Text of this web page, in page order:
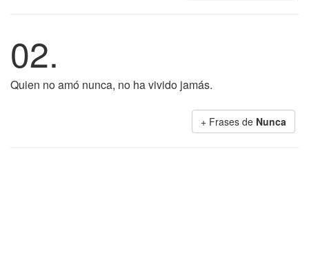
02.
Quien no amó nunca, no ha vivido jamás.
+ Frases de Nunca